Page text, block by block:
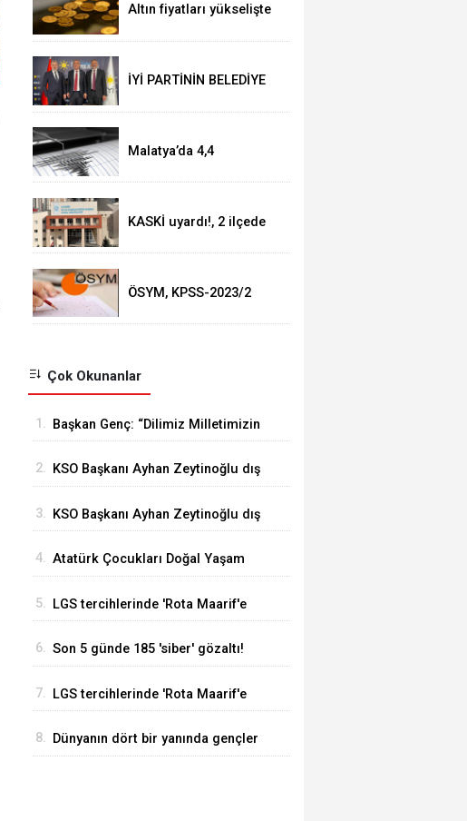
Altın fiyatları yükselişte
İYİ PARTİNİN BELEDİYE
OLDU!!
Malatya’da 4,4
KASKİ uyardı!, 2 ilçede
ÖSYM, KPSS-2023/2
Çok Okunanlar
1. Başkan Genç: “Dilimiz Milletimizin
2. KSO Başkanı Ayhan Zeytinoğlu dış
3. KSO Başkanı Ayhan Zeytinoğlu dış
4. Atatürk Çocukları Doğal Yaşam
ağırladı
5. LGS tercihlerinde 'Rota Maarif'e
6. Son 5 günde 185 'siber' gözaltı!
7. LGS tercihlerinde 'Rota Maarif'e
8. Dünyanın dört bir yanında gençler